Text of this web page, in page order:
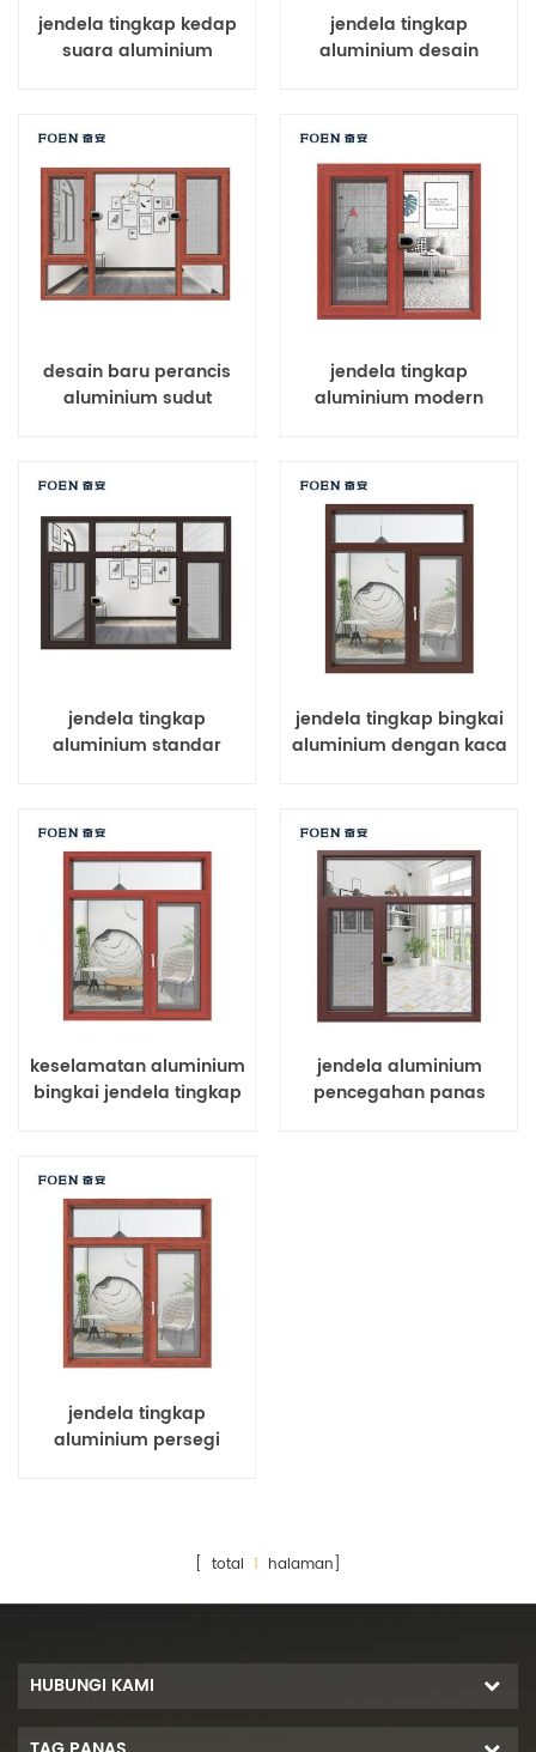
jendela tingkap kedap
suara aluminium
jendela tingkap
aluminium desain
desain baru perancis
aluminium sudut
jendela tingkap
aluminium modern
jendela tingkap
aluminium standar
jendela tingkap bingkai
aluminium dengan kaca
keselamatan aluminium
bingkai jendela tingkap
jendela aluminium
pencegahan panas
jendela tingkap
aluminium persegi
[ total 1 halaman]
HUBUNGI KAMI